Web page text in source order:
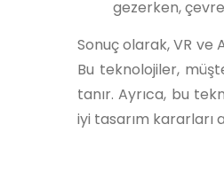
gezerken,
Sonuç olarak, VR
Bu teknolojiler,
tanır. Ayrıca, bu
iyi tasarım kararları